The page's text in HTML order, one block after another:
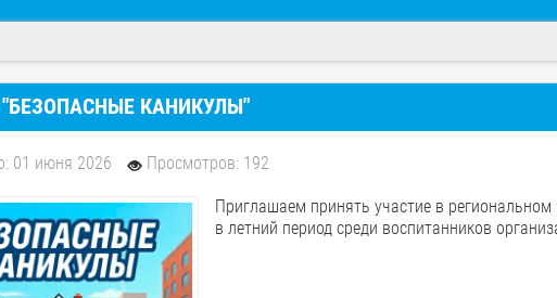
КАНИКУЛЫ"
01 июня 2026 Просмотров: 192
Приглашаем принять участие в
в летний период среди воспитанников